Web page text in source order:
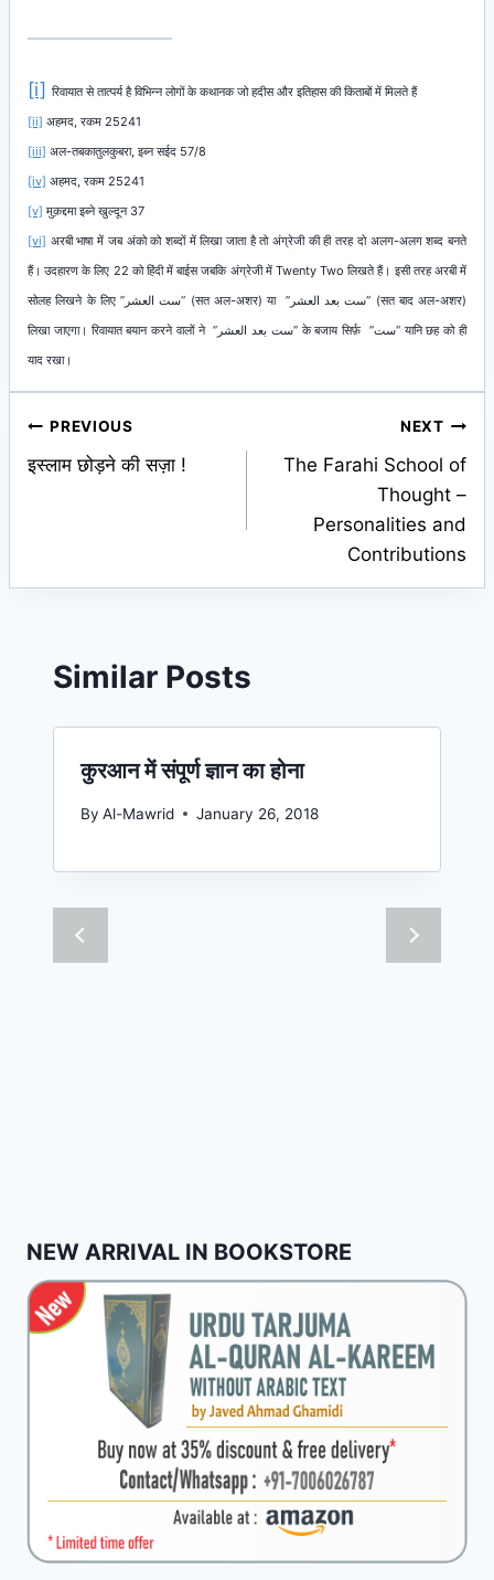
[i] रिवायात से तात्पर्य है विभिन्न लोगों के कथानक जो हदीस और इतिहास की किताबों में मिलते हैं
[ii] अहमद, रकम 25241
[iii] अल-तबकातुलकुबरा, इब्न सईद 57/8
[iv] अहमद, रकम 25241
[v] मुक़द्दमा इब्ने खुल्दून 37
[vi] अरबी भाषा में जब अंको को शब्दों में लिखा जाता है तो अंग्रेजी की ही तरह दो अलग-अलग शब्द बनते
हैं। उदहारण के लिए 22 को हिंदी में बाईस जबकि अंग्रेजी में Twenty Two लिखते हैं। इसी तरह अरबी में
सोलह लिखने के लिए“ست العشر” (सत अल-अशर) या “ست بعد العشر” (सत बाद अल-अशर)
लिखा जाएगा। रिवायात बयान करने वालों ने “ست بعد العشر”के बजाय सिर्फ़ “ست”यानि छह को ही
याद रखा।
Post
navigation
PREVIOUS
इस्लाम छोड़ने की सज़ा !
NEXT
The Farahi School of
Thought –
Personalities and
Contributions
Similar Posts
कुरआन में संपूर्ण ज्ञान का होना
By Al-Mawrid January 26, 2018
NEW ARRIVAL IN BOOKSTORE